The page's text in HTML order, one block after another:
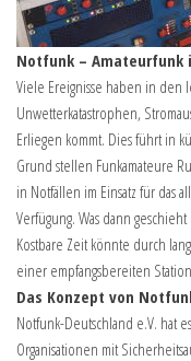
Notfunk –
Viele Ereignisse haben in den
Unwetterkatastrophen,
Erliegen kommt. Dies führt in
Grund stellen Funkamateure
in Notfällen im Einsatz für das
Verfügung. Was dann
Kostbare Zeit könnte durch
einer empfangsbereiten
Das Konzept von
Notfunk-Deutschland e.V. hat
Organisationen mit